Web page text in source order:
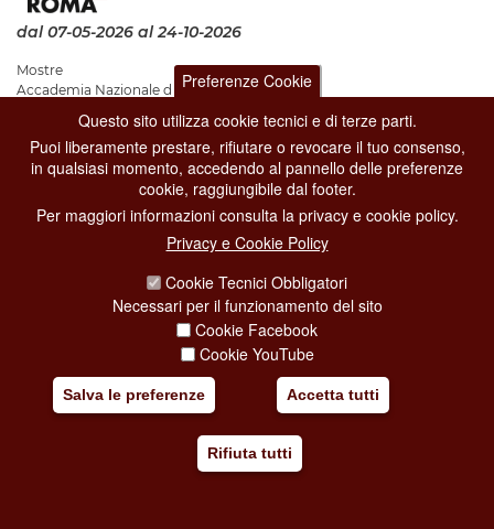
dal 07-05-2026 al 24-10-2026
Mostre
Accademia Nazionale di San Luca
La mostraAlla studiosa Gioventù del Disegno.
Aggiungi al mio viaggio
Preferenze Cookie
Questo sito utilizza cookie tecnici e di terze parti.
Puoi liberamente prestare, rifiutare o revocare il tuo consenso,
in qualsiasi momento, accedendo al pannello delle preferenze
cookie, raggiungibile dal footer.
Per maggiori informazioni consulta la privacy e cookie policy.
Privacy e Cookie Policy
Cookie Tecnici Obbligatori
Necessari per il funzionamento del sito
Cookie Facebook
Cookie YouTube
Salva le preferenze Accetta tutti
Rifiuta tutti